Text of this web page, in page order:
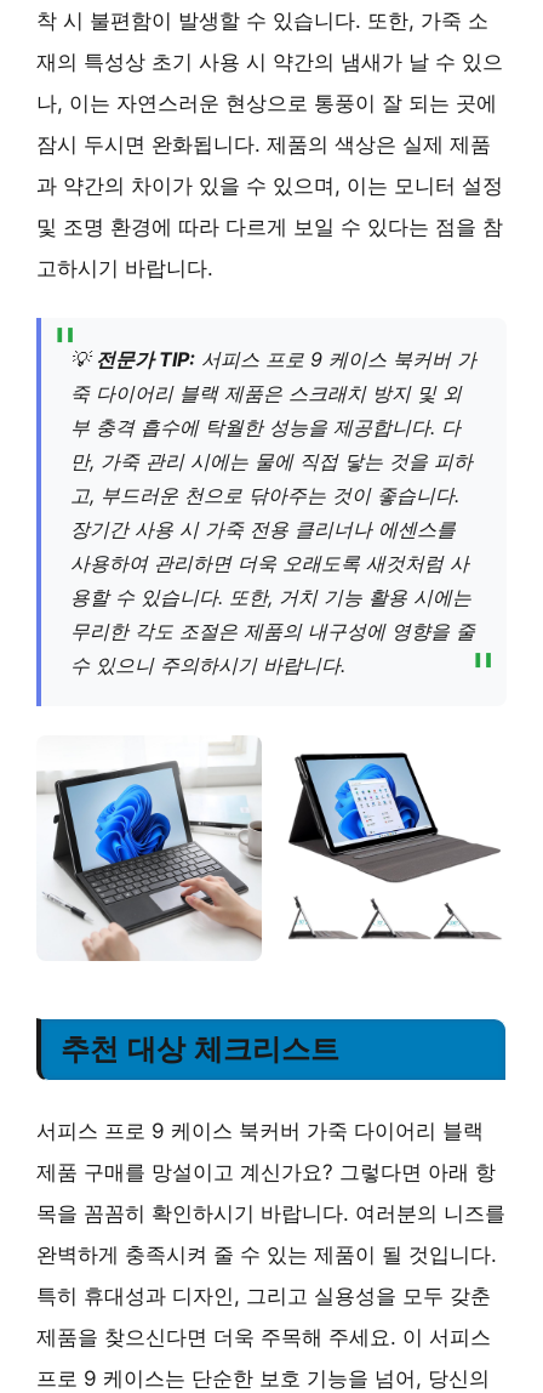
착 시 불편함이 발생할 수 있습니다. 또한, 가죽 소
재의 특성상 초기 사용 시 약간의 냄새가 날 수 있으
나, 이는 자연스러운 현상으로 통풍이 잘 되는 곳에
잠시 두시면 완화됩니다. 제품의 색상은 실제 제품
과 약간의 차이가 있을 수 있으며, 이는 모니터 설정
및 조명 환경에 따라 다르게 보일 수 있다는 점을 참
고하시기 바랍니다.
💡 전문가 TIP: 서피스 프로 9 케이스 북커버 가
죽 다이어리 블랙 제품은 스크래치 방지 및 외
부 충격 흡수에 탁월한 성능을 제공합니다. 다
만, 가죽 관리 시에는 물에 직접 닿는 것을 피하
고, 부드러운 천으로 닦아주는 것이 좋습니다.
장기간 사용 시 가죽 전용 클리너나 에센스를
사용하여 관리하면 더욱 오래도록 새것처럼 사
용할 수 있습니다. 또한, 거치 기능 활용 시에는
무리한 각도 조절은 제품의 내구성에 영향을 줄
수 있으니 주의하시기 바랍니다.
추천 대상 체크리스트
서피스 프로 9 케이스 북커버 가죽 다이어리 블랙
제품 구매를 망설이고 계신가요? 그렇다면 아래 항
목을 꼼꼼히 확인하시기 바랍니다. 여러분의 니즈를
완벽하게 충족시켜 줄 수 있는 제품이 될 것입니다.
특히 휴대성과 디자인, 그리고 실용성을 모두 갖춘
제품을 찾으신다면 더욱 주목해 주세요. 이 서피스
프로 9 케이스는 단순한 보호 기능을 넘어, 당신의